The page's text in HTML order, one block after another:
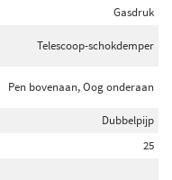
Gasdruk
Telescoop-schokdemper
Pen bovenaan, Oog onderaan
Dubbelpijp
25